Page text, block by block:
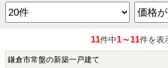
11件中1～11件を表
鎌倉市常盤の新築一戸建て